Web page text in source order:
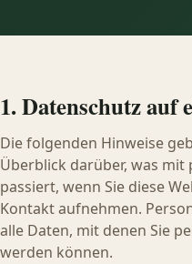
1. Datenschutz auf
Die folgenden Hinweise
Überblick darüber, was
passiert, wenn Sie diese
Kontakt aufnehmen.
alle Daten, mit denen Sie
werden können.